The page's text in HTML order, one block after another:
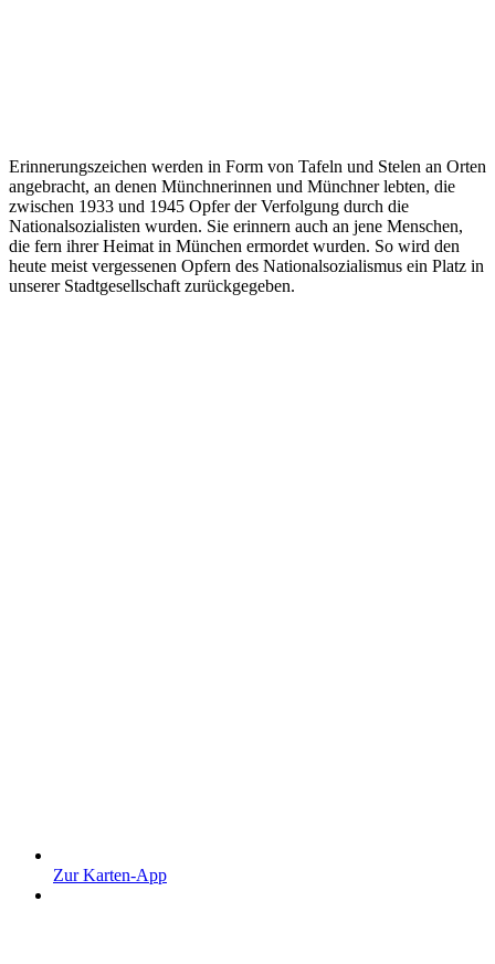
Erinnerungszeichen werden in Form von Tafeln und Stelen an Orten
angebracht, an denen Münchnerinnen und Münchner lebten, die
zwischen 1933 und 1945 Opfer der Verfolgung durch die
Nationalsozialisten wurden. Sie erinnern auch an jene Menschen,
die fern ihrer Heimat in München ermordet wurden. So wird den
heute meist vergessenen Opfern des Nationalsozialismus ein Platz in
unserer Stadtgesellschaft zurückgegeben.
Zur Karten-App